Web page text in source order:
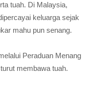
tuah. Di Malaysia,
keluarga sejak
mahu pun senang.
Peraduan Menang
membawa tuah.